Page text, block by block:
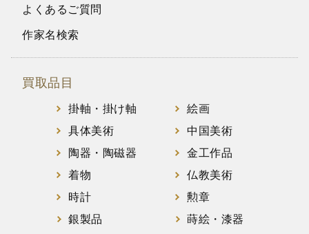
よくあるご質問
作家名検索
買取品目
掛軸・掛け軸
絵画
具体美術
中国美術
陶器・陶磁器
金工作品
着物
仏教美術
時計
勲章
銀製品
蒔絵・漆器